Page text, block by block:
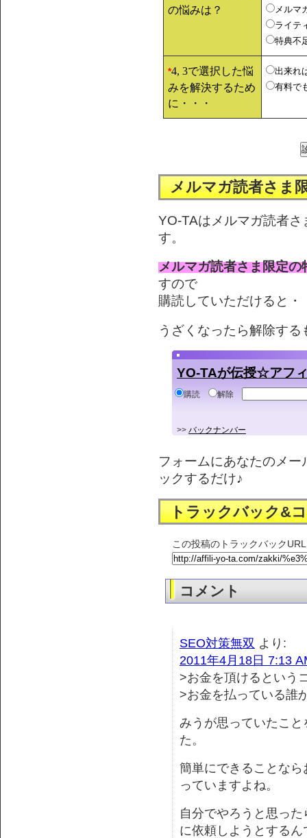
の悩みは？
メルマ
ライテ
特典不
*4, 3で選択した悩
みを解決するため
に・・・
出来れ
有料で
メルマガ読者さま
YO-TAはメルマガ読者
す。
メルマガ読者さま限定の
すので
購読していただけると
うざくなったら解除す
YO-TAが伝授☆アフ
購読 解除
>> バックナンバー
フォームにあなたのメ
ックするだけ♪
トラックバック&
この投稿のトラックバック
コメント
SEO対策無双 より:
2011年4月18日 7:13
>お金を頂けるという
>お金を払っている誰
みうが思っていたこ
た。
簡単にできることな
っていますよね。
自分でやろうと思っ
に依頼しようとするん